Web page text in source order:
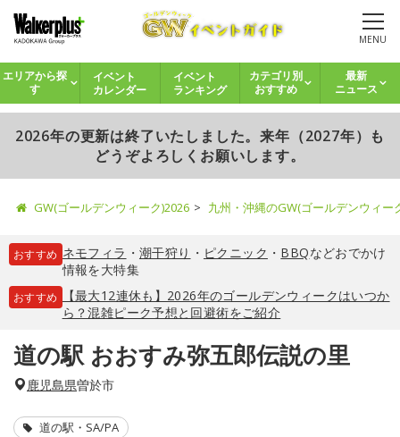
MENU
エリアから探
す
イベント
カレンダー
イベント
ランキング
カテゴリ別
おすすめ
最新
ニュース
2026年の更新は終了いたしました。来年（2027年）も
どうぞよろしくお願いします。
GW(ゴールデンウィーク)2026 九州・沖縄のGW(ゴールデンウィ
おすすめ ネモフィラ ・ 潮干狩り ・ ピクニック ・ BBQなどおでかけ
情報を大特集
おすすめ
【最大12連休も】2026年のゴールデンウィークはいつか
ら？混雑ピーク予想と回避術をご紹介
道の駅 おおすみ弥五郎伝説の里
鹿児島県曽於市
道の駅・SA/PA